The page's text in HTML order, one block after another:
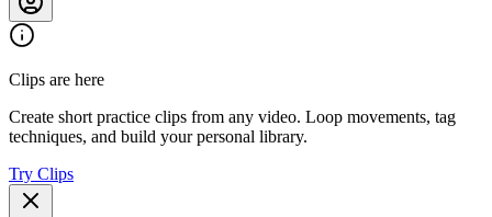
Clips are here
Create short practice clips from any video. Loop movements, tag
techniques, and build your personal library.
Try Clips